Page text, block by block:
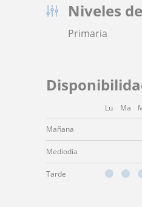
Niveles
Primaria
Lu Ma
Mañana
Mediodía
Tarde